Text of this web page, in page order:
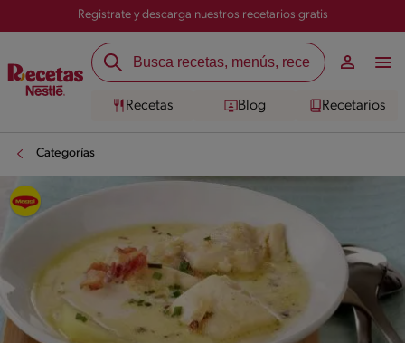
Registrate y descarga nuestros recetarios gratis
Recetas Blog Recetarios
Categorías